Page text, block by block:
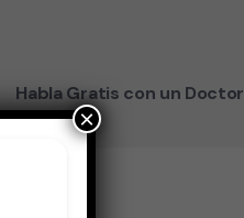
Habla Gratis con un Doctor
×